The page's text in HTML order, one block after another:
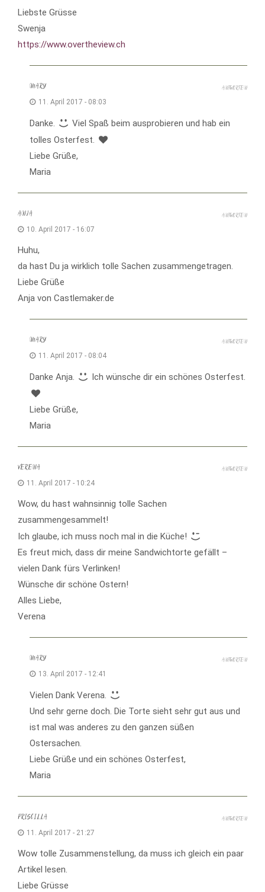
Liebste Grüsse
Swenja
https://www.overtheview.ch
MARY
11. April 2017 - 08:03
Danke.
Viel Spaß beim ausprobieren und hab ein
tolles Osterfest.
Liebe Grüße,
Maria
ANTWORTEN
ANJA
10. April 2017 - 16:07
Huhu,
da hast Du ja wirklich tolle Sachen zusammengetragen.
Liebe Grüße
Anja von Castlemaker.de
ANTWORTEN
MARY
11. April 2017 - 08:04
Danke Anja. Ich wünsche dir ein schönes Osterfest.
Liebe Grüße,
Maria
ANTWORTEN
VERENA
11. April 2017 - 10:24
Wow, du hast wahnsinnig tolle Sachen
zusammengesammelt!
Ich glaube, ich muss noch mal in die Küche!
Es freut mich, dass dir meine Sandwichtorte gefällt –
vielen Dank fürs Verlinken!
Wünsche dir schöne Ostern!
Alles Liebe,
Verena
ANTWORTEN
MARY
13. April 2017 - 12:41
Vielen Dank Verena.
Und sehr gerne doch. Die Torte sieht sehr gut aus und
ist mal was anderes zu den ganzen süßen
Ostersachen.
Liebe Grüße und ein schönes Osterfest,
Maria
ANTWORTEN
PRISCILLA
11. April 2017 - 21:27
Wow tolle Zusammenstellung, da muss ich gleich ein paar
Artikel lesen.
Liebe Grüsse
ANTWORTEN